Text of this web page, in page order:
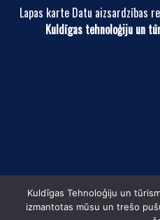
Lapas karte Datu aizsardzības
Kuldīgas tehnoloģiju un
Kuldīgas Tehnoloģiju un
izmantotas mūsu un trešo